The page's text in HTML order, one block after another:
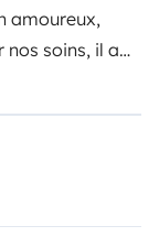
amoureux,
soins, il a
accompagné